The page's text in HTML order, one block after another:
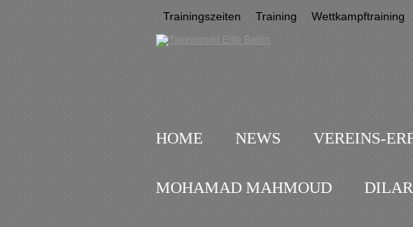
Trainingszeiten Training Wettkampftraining
HOME NEWS VEREINS-
MOHAMAD MAHMOUD